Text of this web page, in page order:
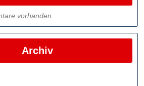
vorhanden.
Archiv